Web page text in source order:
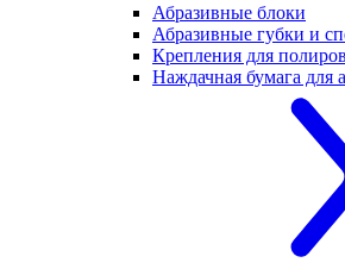
Абразивные блоки
Абразивные губки и
Крепления для
Наждачная бумага для